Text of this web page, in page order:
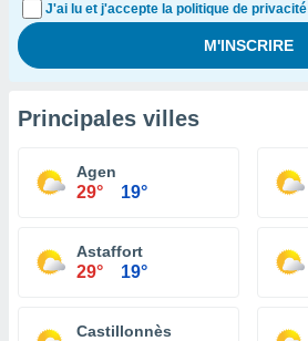
J'ai lu et j'accepte la politique de privacité
Principales villes
Agen
29° 19°
Astaffort
29° 19°
Castillonnès